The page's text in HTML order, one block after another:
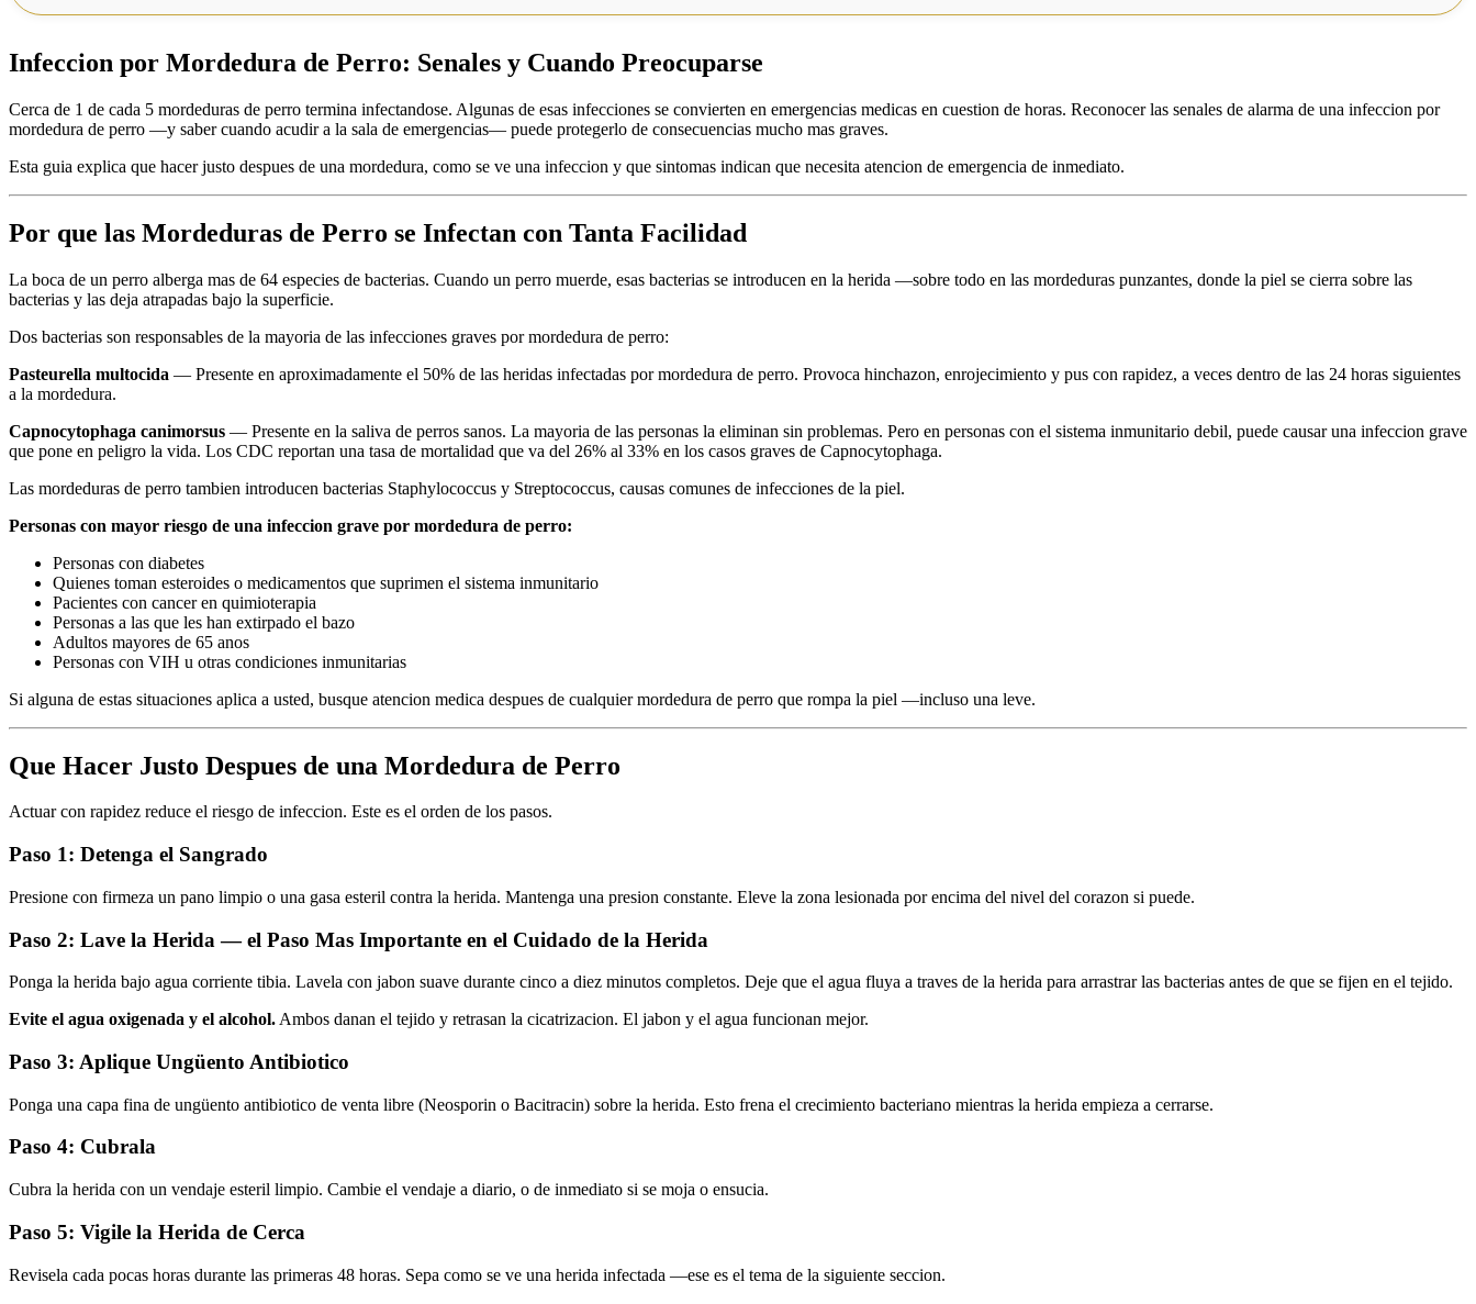
Infeccion por Mordedura de Perro: Senales y Cuando Preocuparse
Cerca de 1 de cada 5 mordeduras de perro termina infectandose. Algunas de esas infecciones se convierten en emergencias medicas en cuestion de horas. Reconocer las senales de alarma de una infeccion por
mordedura de perro —y saber cuando acudir a la sala de emergencias— puede protegerlo de consecuencias mucho mas graves.
Esta guia explica que hacer justo despues de una mordedura, como se ve una infeccion y que sintomas indican que necesita atencion de emergencia de inmediato.
Por que las Mordeduras de Perro se Infectan con Tanta Facilidad
La boca de un perro alberga mas de 64 especies de bacterias. Cuando un perro muerde, esas bacterias se introducen en la herida —sobre todo en las mordeduras punzantes, donde la piel se cierra sobre las
bacterias y las deja atrapadas bajo la superficie.
Dos bacterias son responsables de la mayoria de las infecciones graves por mordedura de perro:
Pasteurella multocida — Presente en aproximadamente el 50% de las heridas infectadas por mordedura de perro. Provoca hinchazon, enrojecimiento y pus con rapidez, a veces dentro de las 24 horas siguientes
a la mordedura.
Capnocytophaga canimorsus — Presente en la saliva de perros sanos. La mayoria de las personas la eliminan sin problemas. Pero en personas con el sistema inmunitario debil, puede causar una infeccion grave
que pone en peligro la vida. Los CDC reportan una tasa de mortalidad que va del 26% al 33% en los casos graves de Capnocytophaga.
Las mordeduras de perro tambien introducen bacterias Staphylococcus y Streptococcus, causas comunes de infecciones de la piel.
Personas con mayor riesgo de una infeccion grave por mordedura de perro:
Personas con diabetes
Quienes toman esteroides o medicamentos que suprimen el sistema inmunitario
Pacientes con cancer en quimioterapia
Personas a las que les han extirpado el bazo
Adultos mayores de 65 anos
Personas con VIH u otras condiciones inmunitarias
Si alguna de estas situaciones aplica a usted, busque atencion medica despues de cualquier mordedura de perro que rompa la piel —incluso una leve.
Que Hacer Justo Despues de una Mordedura de Perro
Actuar con rapidez reduce el riesgo de infeccion. Este es el orden de los pasos.
Paso 1: Detenga el Sangrado
Presione con firmeza un pano limpio o una gasa esteril contra la herida. Mantenga una presion constante. Eleve la zona lesionada por encima del nivel del corazon si puede.
Paso 2: Lave la Herida — el Paso Mas Importante en el Cuidado de la Herida
Ponga la herida bajo agua corriente tibia. Lavela con jabon suave durante cinco a diez minutos completos. Deje que el agua fluya a traves de la herida para arrastrar las bacterias antes de que se fijen en el tejido.
Evite el agua oxigenada y el alcohol. Ambos danan el tejido y retrasan la cicatrizacion. El jabon y el agua funcionan mejor.
Paso 3: Aplique Ungüento Antibiotico
Ponga una capa fina de ungüento antibiotico de venta libre (Neosporin o Bacitracin) sobre la herida. Esto frena el crecimiento bacteriano mientras la herida empieza a cerrarse.
Paso 4: Cubrala
Cubra la herida con un vendaje esteril limpio. Cambie el vendaje a diario, o de inmediato si se moja o ensucia.
Paso 5: Vigile la Herida de Cerca
Revisela cada pocas horas durante las primeras 48 horas. Sepa como se ve una herida infectada —ese es el tema de la siguiente seccion.